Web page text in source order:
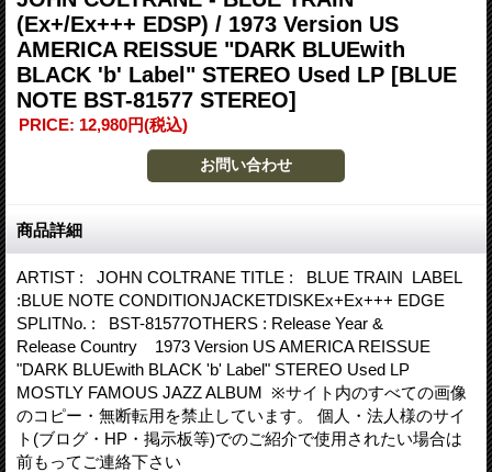
(Ex+/Ex+++ EDSP) / 1973 Version US
AMERICA REISSUE "DARK BLUEwith
BLACK 'b' Label" STEREO Used LP [BLUE
NOTE BST-81577 STEREO]
PRICE: 12,980円(税込)
商品詳細
ARTIST : JOHN COLTRANE TITLE : BLUE TRAIN LABEL
:BLUE NOTE CONDITIONJACKETDISKEx+Ex+++ EDGE
SPLITNo. : BST-81577OTHERS : Release Year &
Release Country 1973 Version US AMERICA REISSUE
"DARK BLUEwith BLACK 'b' Label" STEREO Used LP
MOSTLY FAMOUS JAZZ ALBUM ※サイト内のすべての画像
のコピー・無断転用を禁止しています。 個人・法人様のサイ
ト(ブログ・HP・掲示板等)でのご紹介で使用されたい場合は
前もってご連絡下さい